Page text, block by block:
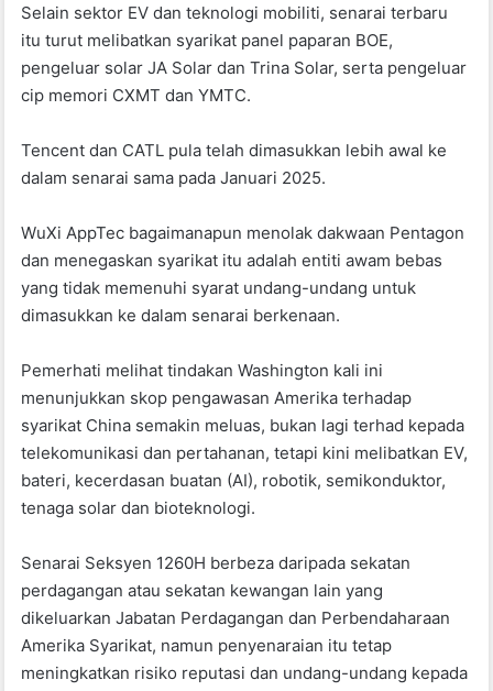
Selain sektor EV dan teknologi mobiliti, senarai terbaru
itu turut melibatkan syarikat panel paparan BOE,
pengeluar solar JA Solar dan Trina Solar, serta pengeluar
cip memori CXMT dan YMTC.
Tencent dan CATL pula telah dimasukkan lebih awal ke
dalam senarai sama pada Januari 2025.
WuXi AppTec bagaimanapun menolak dakwaan Pentagon
dan menegaskan syarikat itu adalah entiti awam bebas
yang tidak memenuhi syarat undang-undang untuk
dimasukkan ke dalam senarai berkenaan.
Pemerhati melihat tindakan Washington kali ini
menunjukkan skop pengawasan Amerika terhadap
syarikat China semakin meluas, bukan lagi terhad kepada
telekomunikasi dan pertahanan, tetapi kini melibatkan EV,
bateri, kecerdasan buatan (AI), robotik, semikonduktor,
tenaga solar dan bioteknologi.
Senarai Seksyen 1260H berbeza daripada sekatan
perdagangan atau sekatan kewangan lain yang
dikeluarkan Jabatan Perdagangan dan Perbendaharaan
Amerika Syarikat, namun penyenaraian itu tetap
meningkatkan risiko reputasi dan undang-undang kepada